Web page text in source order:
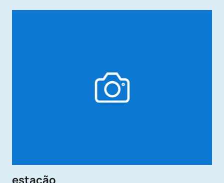
estação